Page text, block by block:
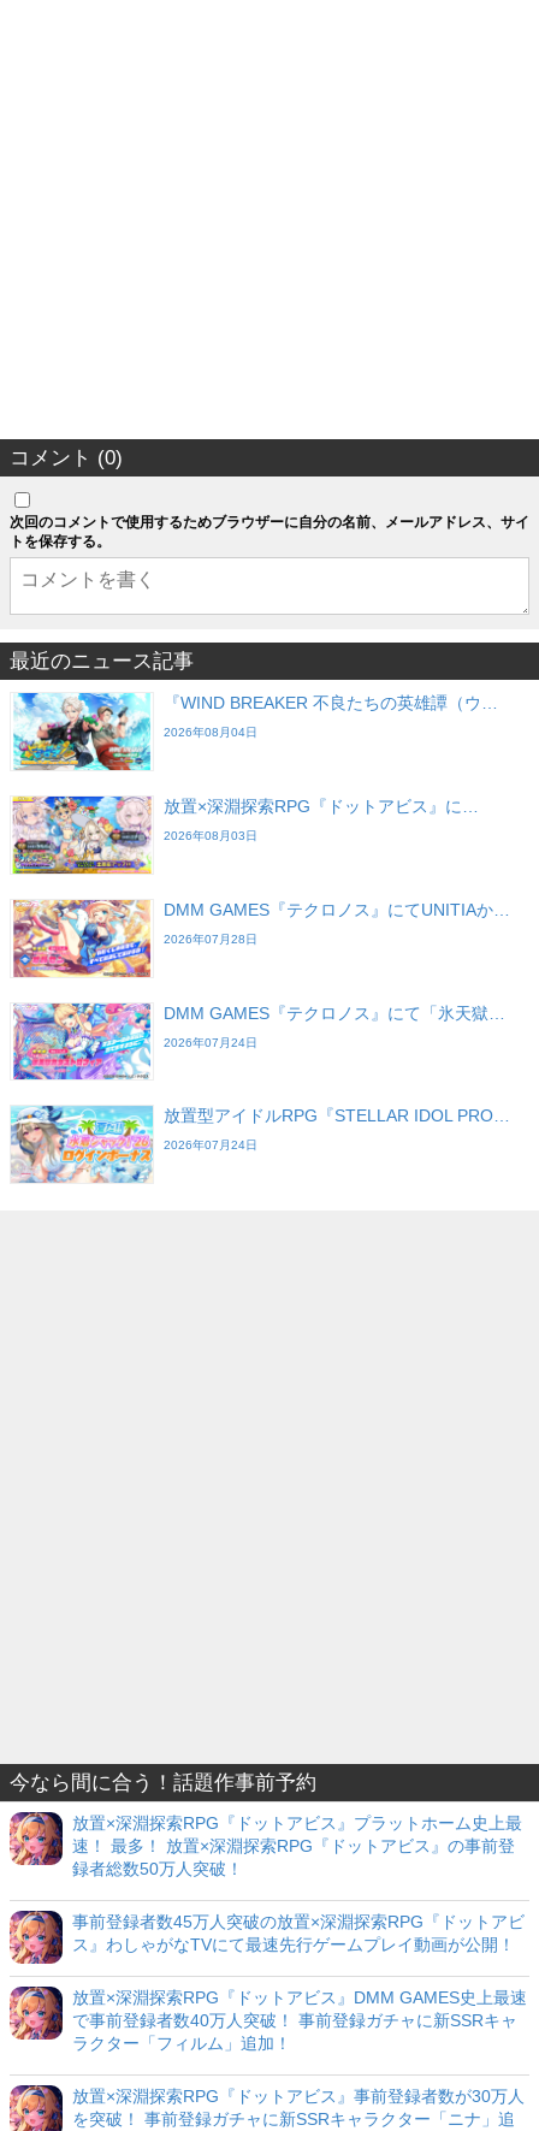
コメント (0)
次回のコメントで使用するためブラウザーに自分の名前、メールアドレス、サイ
トを保存する。
最近のニュース記事
『WIND BREAKER 不良たちの英雄譚（ウ…
2026年08月04日
放置×深淵探索RPG『ドットアビス』に…
2026年08月03日
DMM GAMES『テクロノス』にてUNITIAか…
2026年07月28日
DMM GAMES『テクロノス』にて「氷天獄…
2026年07月24日
放置型アイドルRPG『STELLAR IDOL PRO…
2026年07月24日
今なら間に合う！話題作事前予約
放置×深淵探索RPG『ドットアビス』プラットホーム史上最
速！ 最多！ 放置×深淵探索RPG『ドットアビス』の事前登
録者総数50万人突破！
事前登録者数45万人突破の放置×深淵探索RPG『ドットアビ
ス』わしゃがなTVにて最速先行ゲームプレイ動画が公開！
放置×深淵探索RPG『ドットアビス』DMM GAMES史上最速
で事前登録者数40万人突破！ 事前登録ガチャに新SSRキャ
ラクター「フィルム」追加！
放置×深淵探索RPG『ドットアビス』事前登録者数が30万人
を突破！ 事前登録ガチャに新SSRキャラクター「ニナ」追